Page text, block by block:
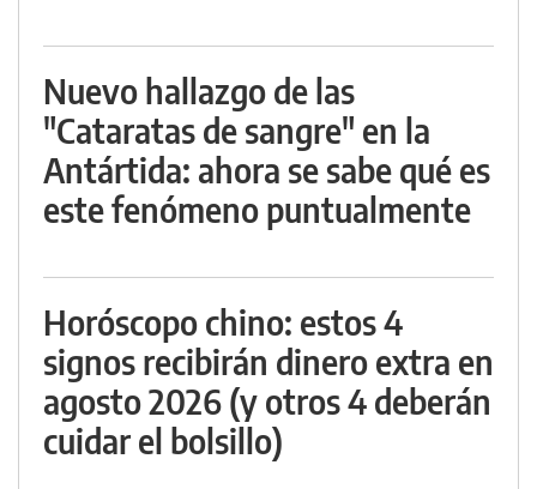
Nuevo hallazgo de las
"Cataratas de sangre" en la
Antártida: ahora se sabe qué es
este fenómeno puntualmente
Horóscopo chino: estos 4
signos recibirán dinero extra en
agosto 2026 (y otros 4 deberán
cuidar el bolsillo)